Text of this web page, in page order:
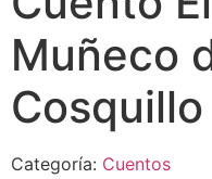
Muñeco
Cosquillo
Categoría: Cuentos